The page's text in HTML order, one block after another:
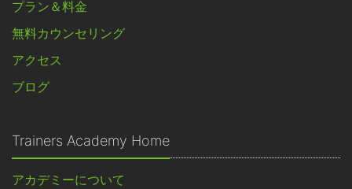
プラン＆料金
無料カウンセリング
アクセス
ブログ
Trainers Academy Home
アカデミーについて